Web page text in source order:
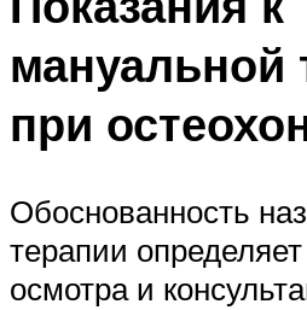
мануальной
при
Обоснованность
терапии
осмотра и